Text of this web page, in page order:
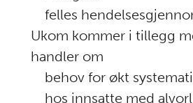
felles
Ukom kommer i tillegg
handler om
behov for økt
hos innsatte med